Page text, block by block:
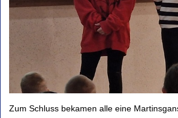
Zum Schluss bekamen alle eine